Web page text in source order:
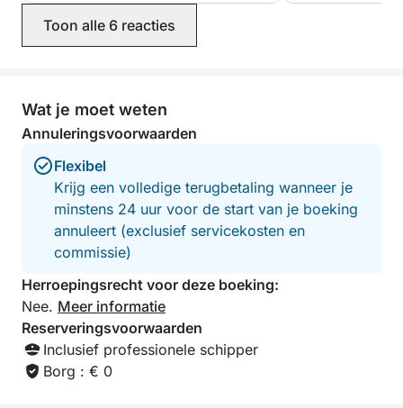
gewild dat ik hem had gevraagd of hij
het roer mocht overnemen, aangezien
meer van de omgeving te zien en een
plezierige dag op het water te
beleven.
Toon alle 6 reacties
Wat je moet weten
Annuleringsvoorwaarden
Flexibel
Krijg een volledige terugbetaling wanneer je
minstens 24 uur voor de start van je boeking
annuleert (exclusief servicekosten en
commissie)
Herroepingsrecht voor deze boeking:
Nee. Meer informatie
Reserveringsvoorwaarden
Inclusief professionele schipper
Borg : € 0